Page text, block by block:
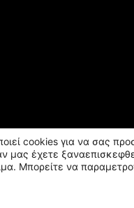
cookies για να σας
μας έχετε
Μπορείτε να